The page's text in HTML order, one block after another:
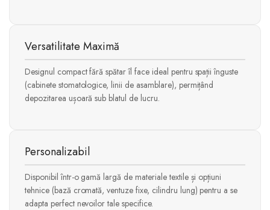
Versatilitate Maximă
Designul compact fără spătar îl face ideal pentru spații înguste
(cabinete stomatologice, linii de asamblare), permițând
depozitarea ușoară sub blatul de lucru.
Personalizabil
Disponibil într-o gamă largă de materiale textile și opțiuni
tehnice (bază cromată, ventuze fixe, cilindru lung) pentru a se
adapta perfect nevoilor tale specifice.